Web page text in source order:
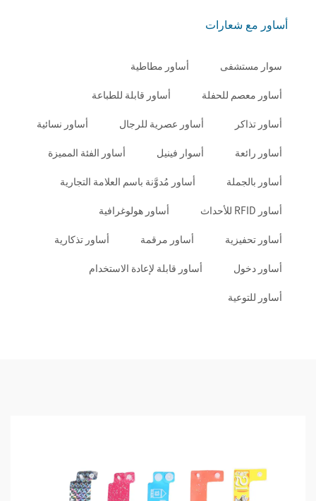
أساور مع شعارات
سوار مستشفى أساور مطاطية
أساور معصم للحفلة أساور قابلة للطباعة
أساور تذاكر أساور عصرية للرجال أساور نسائية
أساور رائعة أسوار فينيل أساور الفئة المميزة
أساور بالجملة أساور مُدوَّنة باسم العلامة التجارية
أساور RFID للأحداث أساور هولوغرافية
أساور تحفيزية أساور مرقمة أساور تذكارية
أساور دخول أساور قابلة لإعادة الاستخدام
أساور للتوعية